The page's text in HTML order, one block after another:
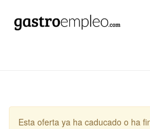
Esta oferta ya ha caducado o ha